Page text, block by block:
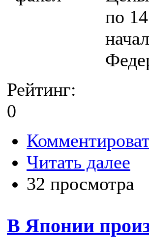
по
Рейтинг:
0
Читать далее
32 просмотра
В Японии